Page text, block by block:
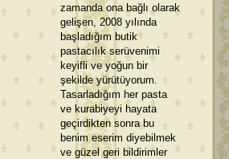
zamanda ona bağlı olarak
gelişen, 2008 yılında
başladığım butik
pastacılık serüvenimi
keyifli ve yoğun bir
şekilde yürütüyorum.
Tasarladığım her pasta
ve kurabiyeyi hayata
geçirdikten sonra bu
benim eserim diyebilmek
ve güzel geri bildirimler